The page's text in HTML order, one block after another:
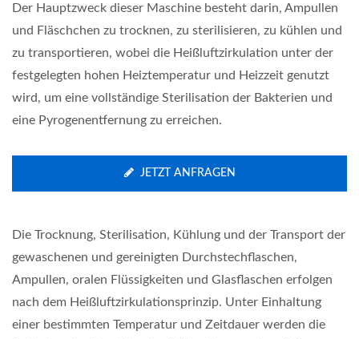
Der Hauptzweck dieser Maschine besteht darin, Ampullen
und Fläschchen zu trocknen, zu sterilisieren, zu kühlen und
zu transportieren, wobei die Heißluftzirkulation unter der
festgelegten hohen Heiztemperatur und Heizzeit genutzt
wird, um eine vollständige Sterilisation der Bakterien und
eine Pyrogenentfernung zu erreichen.
JETZT ANFRAGEN
Die Trocknung, Sterilisation, Kühlung und der Transport der
gewaschenen und gereinigten Durchstechflaschen,
Ampullen, oralen Flüssigkeiten und Glasflaschen erfolgen
nach dem Heißluftzirkulationsprinzip. Unter Einhaltung
einer bestimmten Temperatur und Zeitdauer werden die